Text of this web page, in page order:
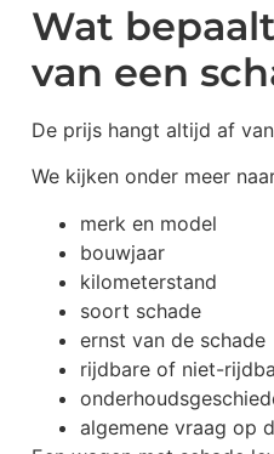
Wat
van een
De prijs hangt altijd af
We kijken onder meer
merk en model
bouwjaar
kilometerstand
soort schade
ernst van de schade
rijdbare of niet-
algemene vraag op